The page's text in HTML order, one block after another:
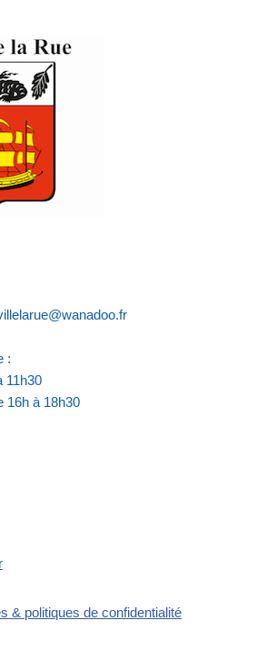
:
11h30
16h à 18h30
& politiques de confidentialité